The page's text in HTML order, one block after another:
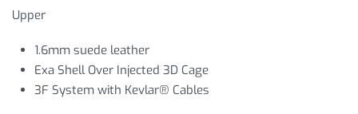
Upper
1.6mm suede leather
Exa Shell Over Injected 3D Cage
3F System with Kevlar® Cables